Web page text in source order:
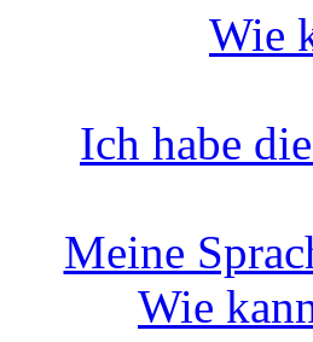
Wie
Ich habe
Meine
Wie